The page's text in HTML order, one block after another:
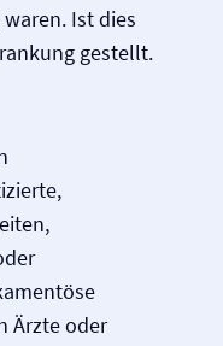
Ist dies
gestellt.
Ärzte oder